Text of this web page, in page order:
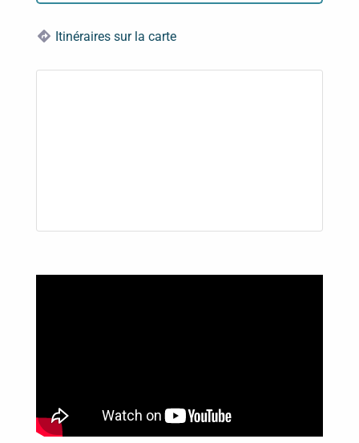
Itinéraires sur la carte